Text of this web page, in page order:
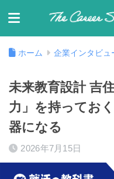
ホーム 企業インタビュ
未来教育設計 吉
力」を持ってお
器になる
2026年7月15日